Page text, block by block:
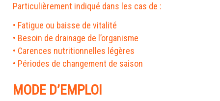
Particulièrement indiqué dans les cas de :
• Fatigue ou baisse de vitalité
• Besoin de drainage de l’organisme
• Carences nutritionnelles légères
• Périodes de changement de saison
MODE D’EMPLOI